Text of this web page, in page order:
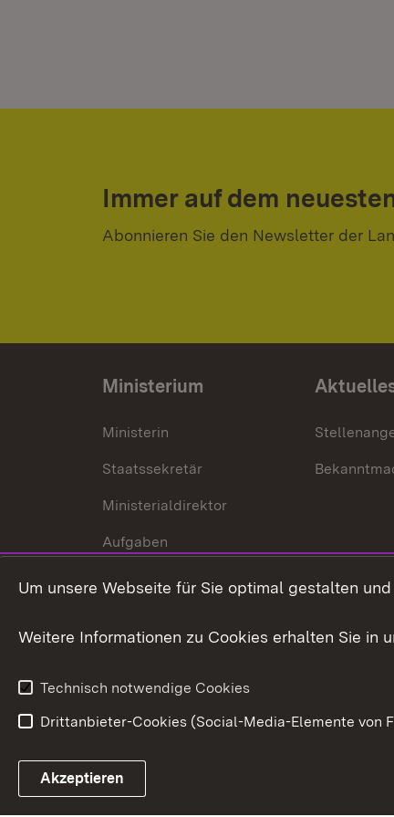
Immer auf dem
Abonnieren Sie den Newsletter der
Ministerium
Ministerin
Staatssekretär
Ministerialdirektor
Aufgaben
Internationale
Link zum Landesportal
Um unsere Webseite für Sie optimal gestalten
Weitere Informationen zu Cookies erhalten Sie in
Technisch notwendige Cookies
Drittanbieter-Cookies (Social-Media-Elemente von
Akzeptieren